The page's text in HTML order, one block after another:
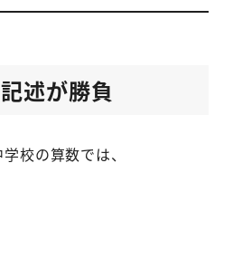
述が勝負
校の算数では、